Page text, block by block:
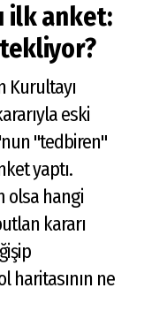
ilk anket:
Kurultayı
eski
"tedbiren"
yaptı.
olsa hangi
kararı
haritasının ne